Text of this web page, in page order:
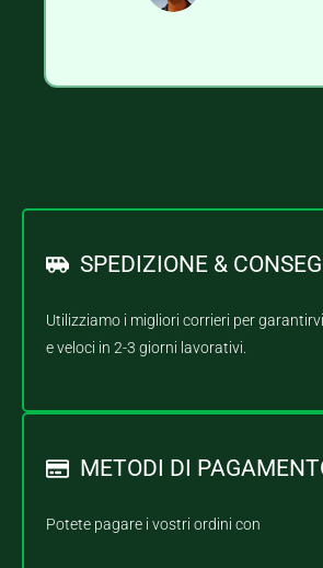
SPEDIZIONE &
Utilizziamo i migliori corrieri per
e veloci in 2-3 giorni lavorativi.
METODI DI
Potete pagare i vostri ordini con